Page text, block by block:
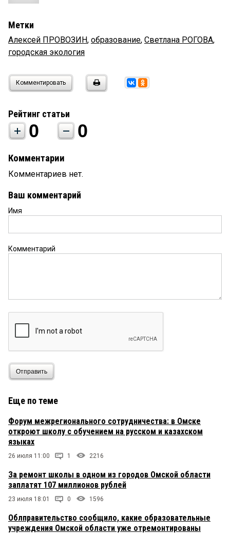
Метки
Алексей ПРОВОЗИН, образование, Светлана РОГОВА,
городская экология
Комментировать
Рейтинг статьи
0 0
Комментарии
Комментариев нет.
Ваш комментарий
Имя
Комментарий
Отправить
Еще по теме
Форум межрегионального сотрудничества: в Омске
откроют школу с обучением на русском и казахском
языках
26 июля 11:00 1 2216
За ремонт школы в одном из городов Омской области
заплатят 107 миллионов рублей
23 июля 18:01 0 1596
Облправительство сообщило, какие образовательные
учреждения Омской области уже отремонтированы